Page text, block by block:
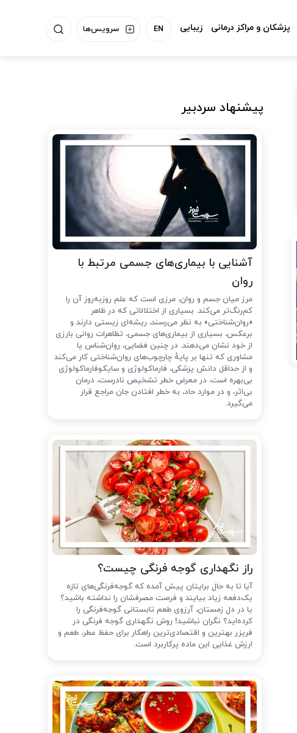
سرویس‌ها EN پزشکان و مراکز درمانی زیبایی
پیشنهاد سردبیر
آشنایی با بیماری‌های جسمی مرتبط با
روان
مرز میان جسم و روان، مرزی است که علم روزبه‌روز آن را
کم‌رنگ‌تر می‌کند. بسیاری از اختلالاتی که در ظاهر
«روان‌شناختی» به نظر می‌رسند، ریشه‌ای زیستی دارند و
برعکس، بسیاری از بیماری‌های جسمی، تظاهرات روانی بارزی
از خود نشان می‌دهند. در چنین فضایی، روان‌شناس یا
مشاوری که تنها بر پایهٔ چارچوب‌های روان‌شناختی کار می‌کند
و از حداقل دانش پزشکی، فارماکولوژی و سایکوفارماکولوژی
بی‌بهره است، در معرض خطر تشخیص نادرست، درمان
بی‌اثر، و در موارد حاد، به خطر افتادن جان مراجع قرار
می‌گیرد.
راز نگهداری گوجه فرنگی چیست؟
آیا تا به حال برایتان پیش آمده که گوجه‌فرنگی‌های تازه
یک‌دفعه زیاد بیایند و فرصت مصرفشان را نداشته باشید؟
یا در دل زمستان، آرزوی طعم تابستانی گوجه‌فرنگی را
کرده‌اید؟ نگران نباشید! روش نگهداری گوجه فرنگی در
فریزر بهترین و اقتصادی‌ترین راهکار برای حفظ عطر، طعم و
ارزش غذایی این ماده پرکاربرد است.